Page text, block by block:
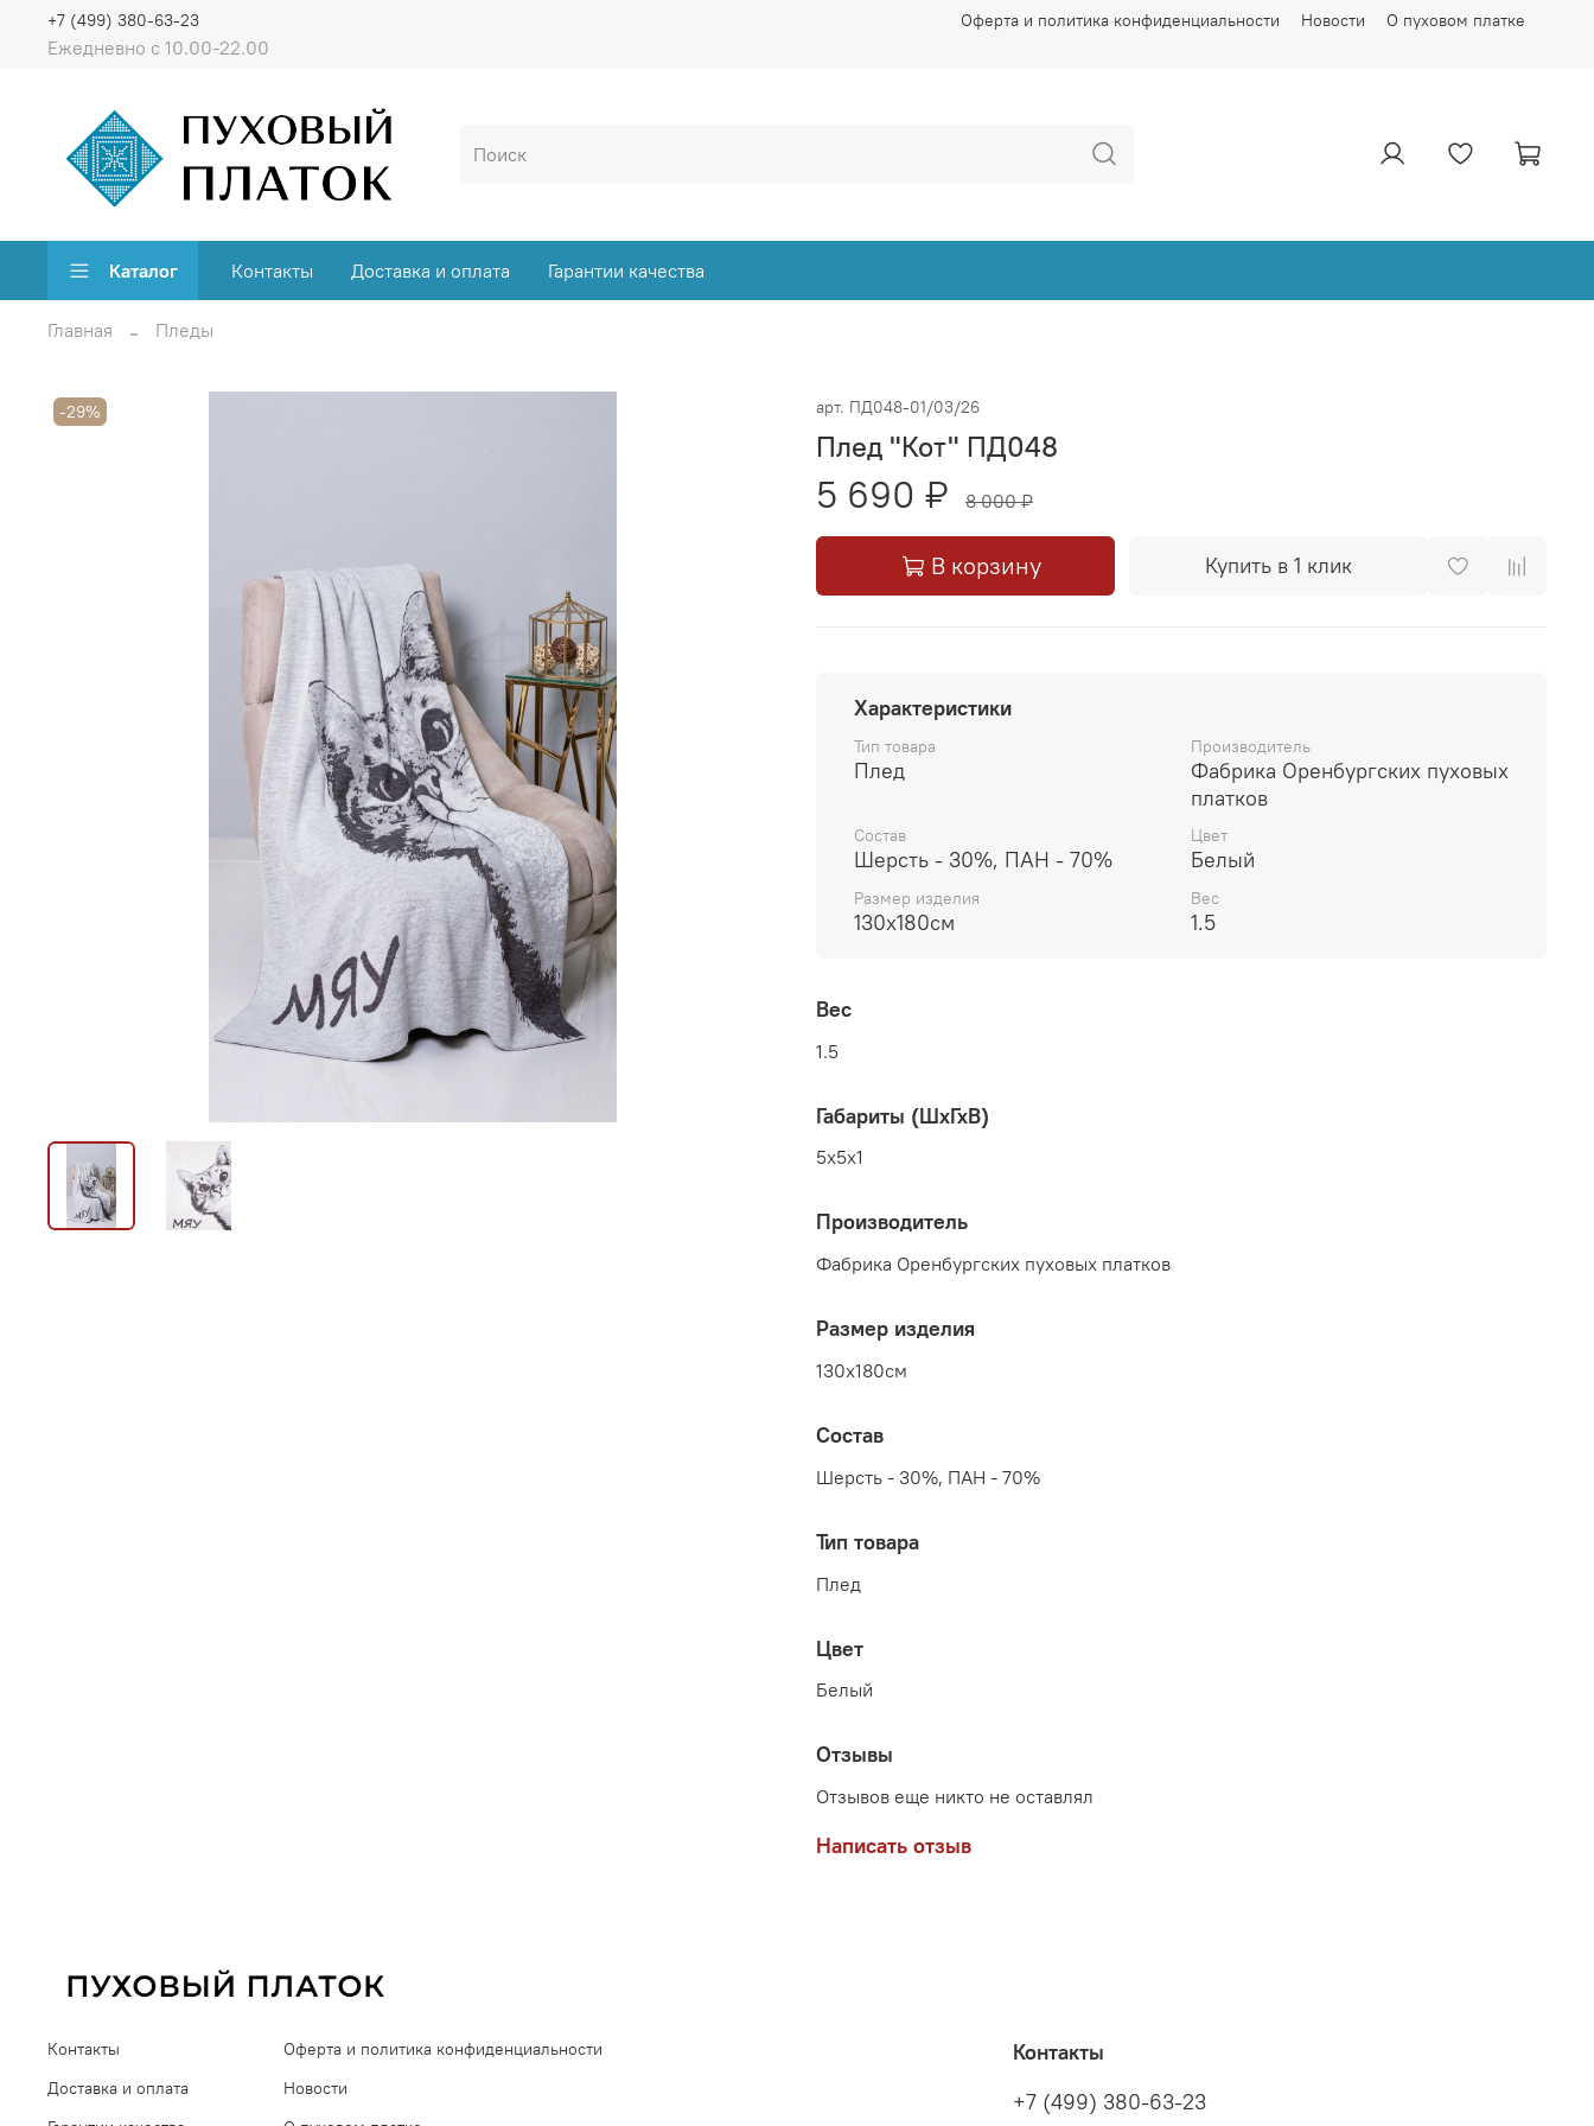
Оферта и политика конфиденциальности Новости О пуховом платке
Ежедневно с 10.00-22.00
+7 (499) 380-63-23
Каталог Контакты Доставка и оплата Гарантии качества
Главная Пледы
-29% арт. ПД048-01/03/26
Плед "Кот" ПД048
5 690 ₽ 8 000 ₽
В корзину Купить в 1 клик
Характеристики
Тип товара
Плед
Производитель
Фабрика Оренбургских пуховых
платков
Состав
Шерсть - 30%, ПАН - 70%
Цвет
Белый
Размер изделия
130x180см
Вес
1.5
Вес
1.5
Габариты (ШхГхВ)
5x5x1
Производитель
Фабрика Оренбургских пуховых платков
Размер изделия
130x180см
Состав
Шерсть - 30%, ПАН - 70%
Тип товара
Плед
Цвет
Белый
Отзывы
Отзывов еще никто не оставлял
Написать отзыв
Контакты
Доставка и оплата
Оферта и политика конфиденциальности
Новости
Контакты
+7 (499) 380-63-23